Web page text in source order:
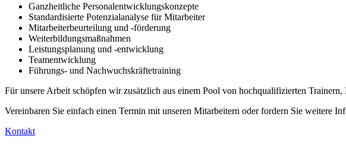
Ganzheitliche Personalentwicklungskonzepte
Standardisierte Potenzialanalyse für Mitarbeiter
Mitarbeiterbeurteilung und -förderung
Weiterbildungsmaßnahmen
Leistungsplanung und -entwicklung
Teamentwicklung
Führungs- und Nachwuchskräftetraining
Für unsere Arbeit schöpfen wir zusätzlich aus einem Pool von hochqualifizierten
Vereinbaren Sie einfach einen Termin mit unseren Mitarbeitern oder fordern Sie weitere
Kontakt